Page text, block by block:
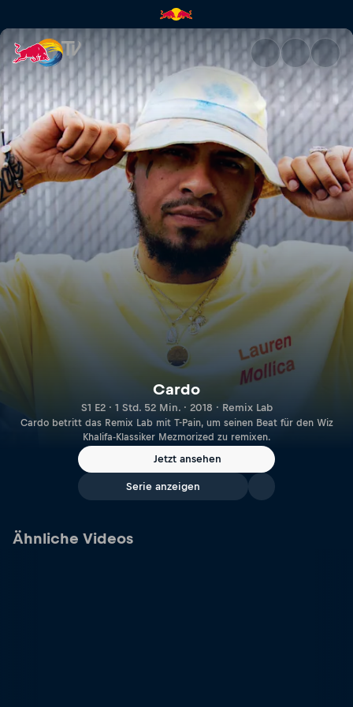
Cardo | Red Bull TV
Cardo
S1 E2 · 1 Std. 52 Min. · 2018 · Remix Lab
Cardo betritt das Remix Lab mit T-Pain, um seinen Beat für den Wiz
Khalifa-Klassiker Mezmorized zu remixen.
Jetzt ansehen
Serie anzeigen
Ähnliche Videos